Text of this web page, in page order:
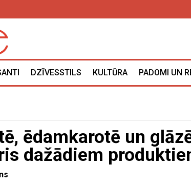
DZĪVESSTILS KULTŪRA PADOMI UN
ēdamkarotē un
dažādiem